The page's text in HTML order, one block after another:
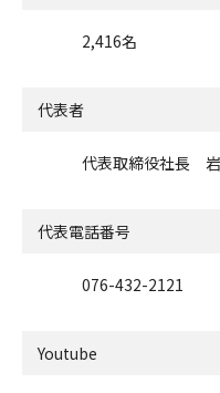
2,416名
代表者
代表取締役社長
代表電話番号
076-432-2121
Youtube